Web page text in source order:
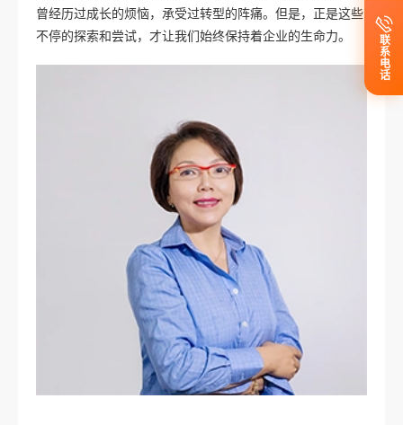
曾经历过成长的烦恼，承受过转型的阵痛。但是，正是这些
不停的探索和尝试，才让我们始终保持着企业的生命力。
联系电话